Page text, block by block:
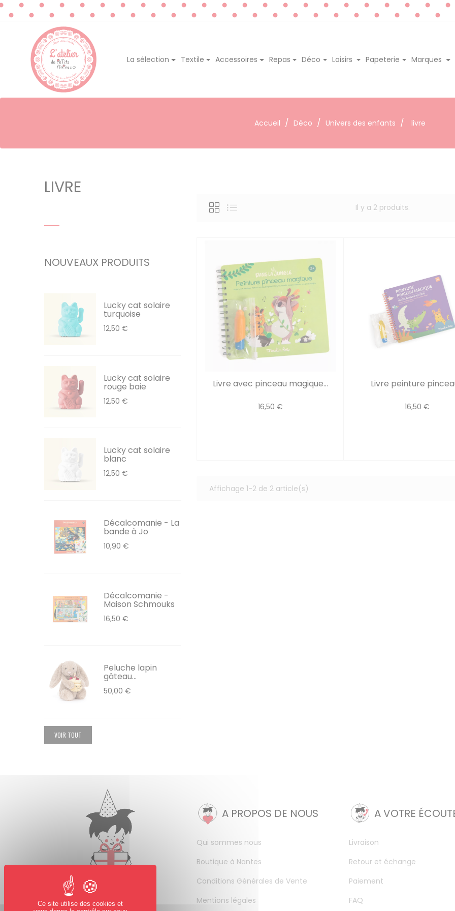
La sélection Textile Accessoires Repas Déco Loisirs Papeterie Marques
Accueil Déco Univers des enfants livre
LIVRE
NOUVEAUX PRODUITS
Lucky cat solaire
turquoise
12,50 €
Lucky cat solaire
rouge baie
12,50 €
Lucky cat solaire
blanc
12,50 €
Décalcomanie - La
bande à Jo
10,90 €
Décalcomanie -
Maison Schmouks
16,50 €
Peluche lapin
gâteau...
50,00 €
VOIR TOUT
Il y a 2 produits.
Livre avec pinceau magique...
16,50 €
Livre peinture
16,50 €
Affichage 1-2 de 2 article(s)
A PROPOS DE NOUS
Qui sommes nous
Boutique à Nantes
Conditions Générales de Vente
Mentions légales
A VOTRE
Livraison
Retour et échange
Paiement
FAQ
Ce site utilise des cookies et